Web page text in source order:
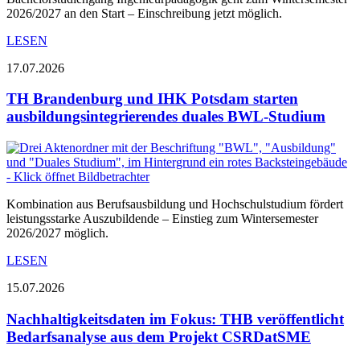
2026/2027 an den Start – Einschreibung jetzt möglich.
LESEN
17.07.2026
TH Brandenburg und IHK Potsdam starten
ausbildungsintegrierendes duales BWL-Studium
Kombination aus Berufsausbildung und Hochschulstudium fördert
leistungsstarke Auszubildende – Einstieg zum Wintersemester
2026/2027 möglich.
LESEN
15.07.2026
Nachhaltigkeitsdaten im Fokus: THB veröffentlicht
Bedarfsanalyse aus dem Projekt CSRDatSME